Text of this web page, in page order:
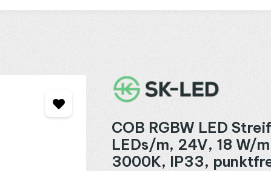
COB RGBW LED
LEDs/m, 24V, 18 W/
3000K, IP33,